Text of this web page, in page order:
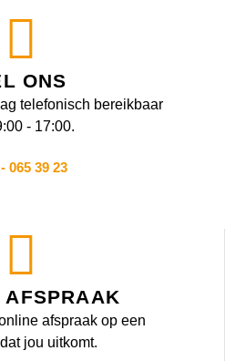
ONS
telefonisch bereikbaar
- 17:00.
065 39 23
AFSPRAAK
afspraak op een
jou uitkomt.